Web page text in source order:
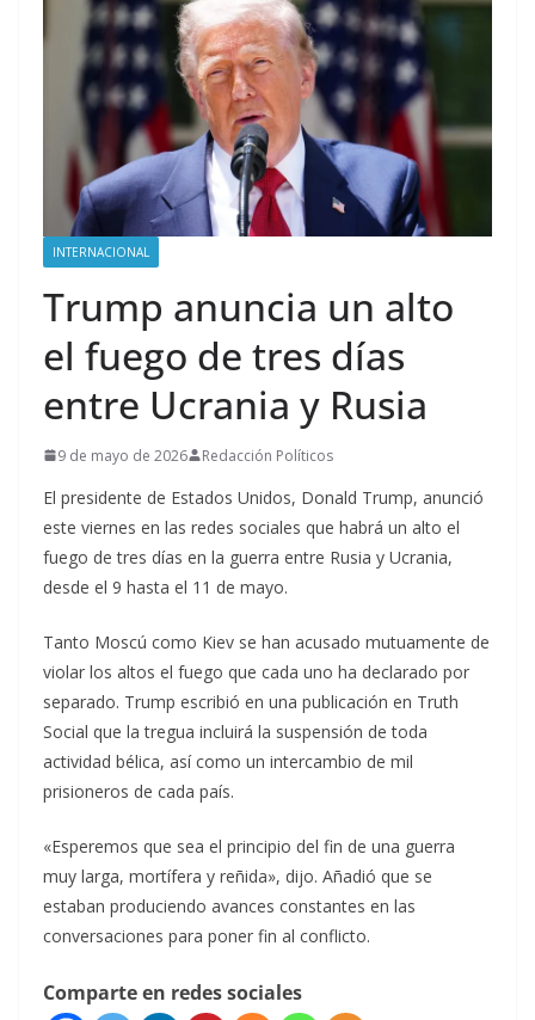
INTERNACIONAL
Trump anuncia un alto
el fuego de tres días
entre Ucrania y Rusia
9 de mayo de 2026 Redacción Políticos
El presidente ⁠de ⁠Estados Unidos, Donald Trump, anunció
este viernes en las redes sociales que habrá un alto el
fuego de tres días en la guerra entre ⁠Rusia y Ucrania, ​
desde el ⁠9 hasta el 11 de mayo.
Tanto Moscú como Kiev ‌se ‌han acusado mutuamente de
violar los altos el fuego que ​cada uno ha ​declarado por ​
separado. Trump escribió en ‌una publicación en Truth
Social que la tregua incluirá la suspensión de toda
actividad bélica, así como un intercambio de mil
prisioneros de cada país.
«Esperemos que sea ‌el principio del fin de una ⁠guerra
muy larga, mortífera y reñida», dijo. Añadió que se
⁠estaban produciendo avances constantes en las
conversaciones para poner fin al conflicto.
Comparte en redes sociales